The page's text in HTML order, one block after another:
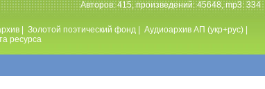
Авторов: 415, произведений: 45648, mp3: 334
Золотой поэтический фонд Аудиоархив АП (укр+рус)
ресурса